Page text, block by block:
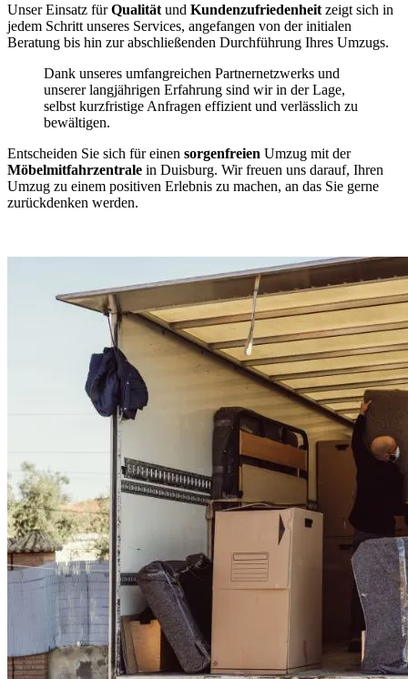
Unser Einsatz fürQualität und Kundenzufriedenheit zeigt sich in
jedem Schritt unseres Services, angefangen von der initialen
Beratung bis hin zur abschließenden Durchführung Ihres Umzugs.
Dank unseres umfangreichen Partnernetzwerks und
unserer langjährigen Erfahrung sind wir in der Lage,
selbst kurzfristige Anfragen effizient und verlässlich zu
bewältigen.
Entscheiden Sie sich für einen sorgenfreien Umzug mit der
Möbelmitfahrzentrale in Duisburg. Wir freuen uns darauf, Ihren
Umzug zu einem positiven Erlebnis zu machen, an das Sie gerne
zurückdenken werden.